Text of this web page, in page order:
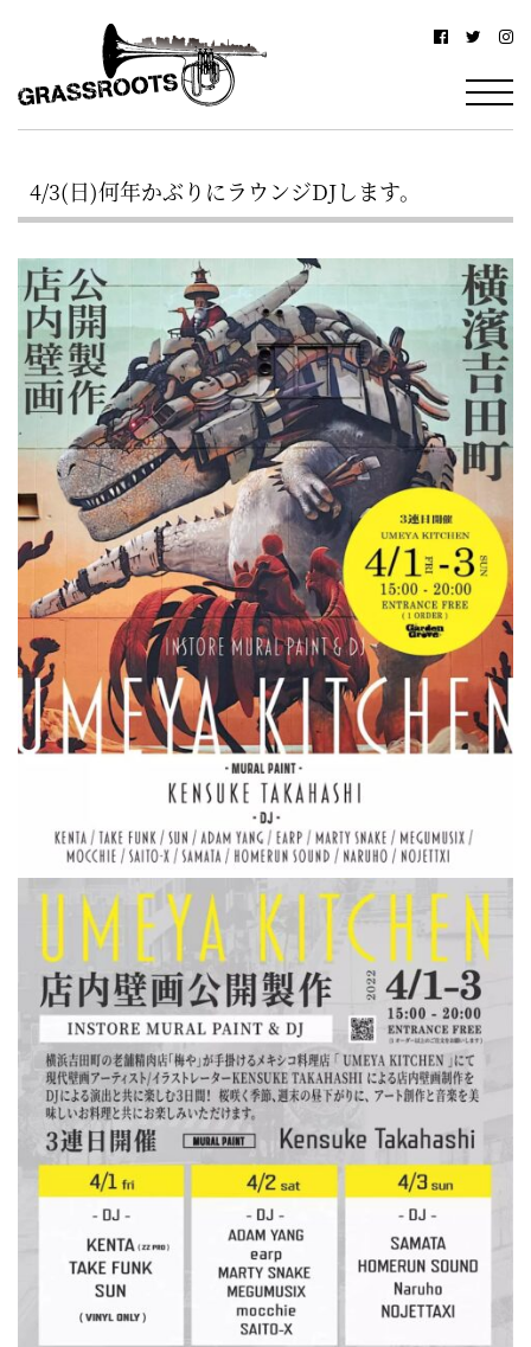
浜
グ
ス
ル
ー
ツ
–
YOKOHAMA
Grassroots
–
駅
北
西
口
か
ら
徒
歩
約
3
分・
鶴
屋
町
に
あ
る
ダ
ン
バ
ー
4/3(日)何年かぶりにラウンジDJします。